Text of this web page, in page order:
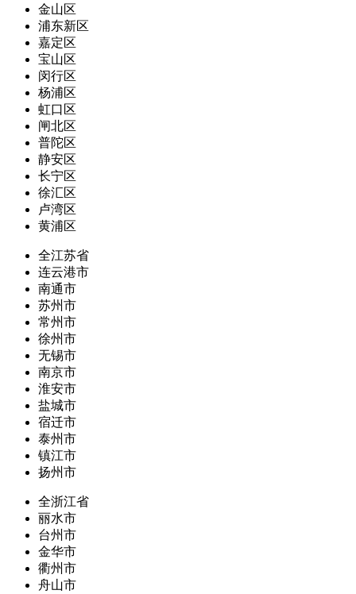
金山区
浦东新区
嘉定区
宝山区
闵行区
杨浦区
虹口区
闸北区
普陀区
静安区
长宁区
徐汇区
卢湾区
黄浦区
全江苏省
连云港市
南通市
苏州市
常州市
徐州市
无锡市
南京市
淮安市
盐城市
宿迁市
泰州市
镇江市
扬州市
全浙江省
丽水市
台州市
金华市
衢州市
舟山市